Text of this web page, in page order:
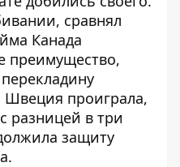
сравнял
Канада
преимущество,
Швеция проиграла,
разницей в три
защиту